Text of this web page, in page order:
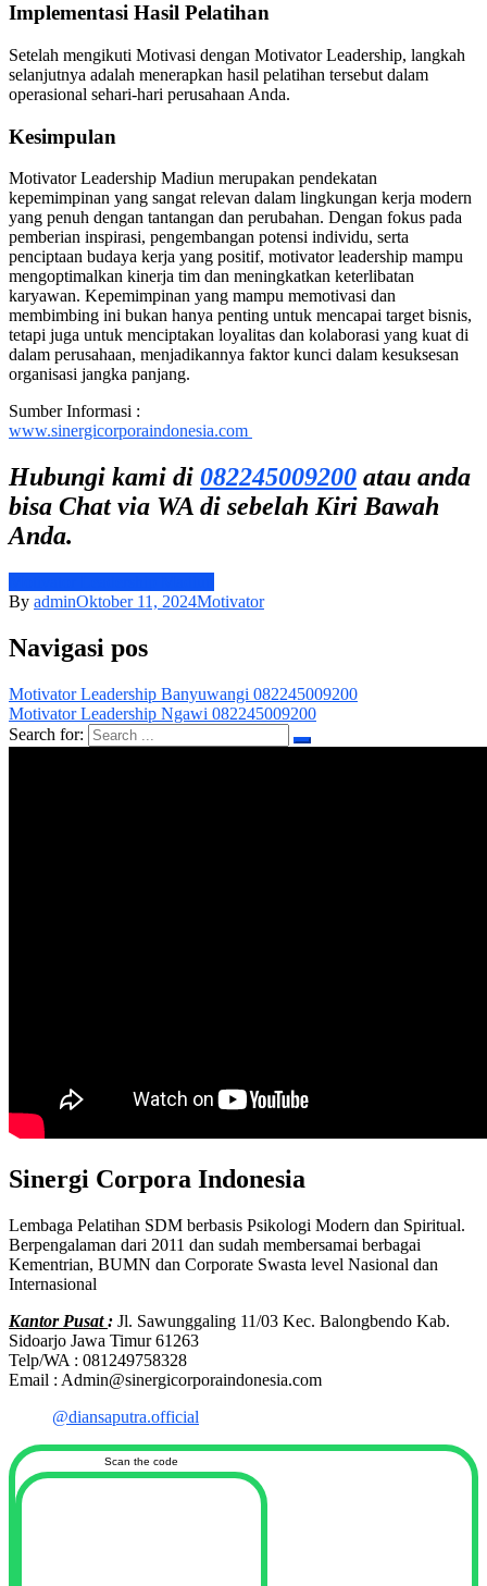
Implementasi Hasil Pelatihan
Setelah mengikuti Motivasi dengan Motivator Leadership, langkah
selanjutnya adalah menerapkan hasil pelatihan tersebut dalam
operasional sehari-hari perusahaan Anda.
Kesimpulan
Motivator Leadership Madiun merupakan pendekatan
kepemimpinan yang sangat relevan dalam lingkungan kerja modern
yang penuh dengan tantangan dan perubahan. Dengan fokus pada
pemberian inspirasi, pengembangan potensi individu, serta
penciptaan budaya kerja yang positif, motivator leadership mampu
mengoptimalkan kinerja tim dan meningkatkan keterlibatan
karyawan. Kepemimpinan yang mampu memotivasi dan
membimbing ini bukan hanya penting untuk mencapai target bisnis,
tetapi juga untuk menciptakan loyalitas dan kolaborasi yang kuat di
dalam perusahaan, menjadikannya faktor kunci dalam kesuksesan
organisasi jangka panjang.
Sumber Informasi :
www.sinergicorporaindonesia.com
Hubungi kami di 082245009200 atau anda
bisa Chat via WA di sebelah Kiri Bawah
Anda.
By adminOktober 11, 2024Motivator
Navigasi pos
Motivator Leadership Banyuwangi 082245009200
Motivator Leadership Ngawi 082245009200
Search for:
Sinergi Corpora Indonesia
Lembaga Pelatihan SDM berbasis Psikologi Modern dan Spiritual.
Berpengalaman dari 2011 dan sudah membersamai berbagai
Kementrian, BUMN dan Corporate Swasta level Nasional dan
Internasional
Kantor Pusat: Jl. Sawunggaling 11/03 Kec. Balongbendo Kab.
Sidoarjo Jawa Timur 61263
Telp/WA : 081249758328
Email : Admin@sinergicorporaindonesia.com
@diansaputra.official
Scan the code